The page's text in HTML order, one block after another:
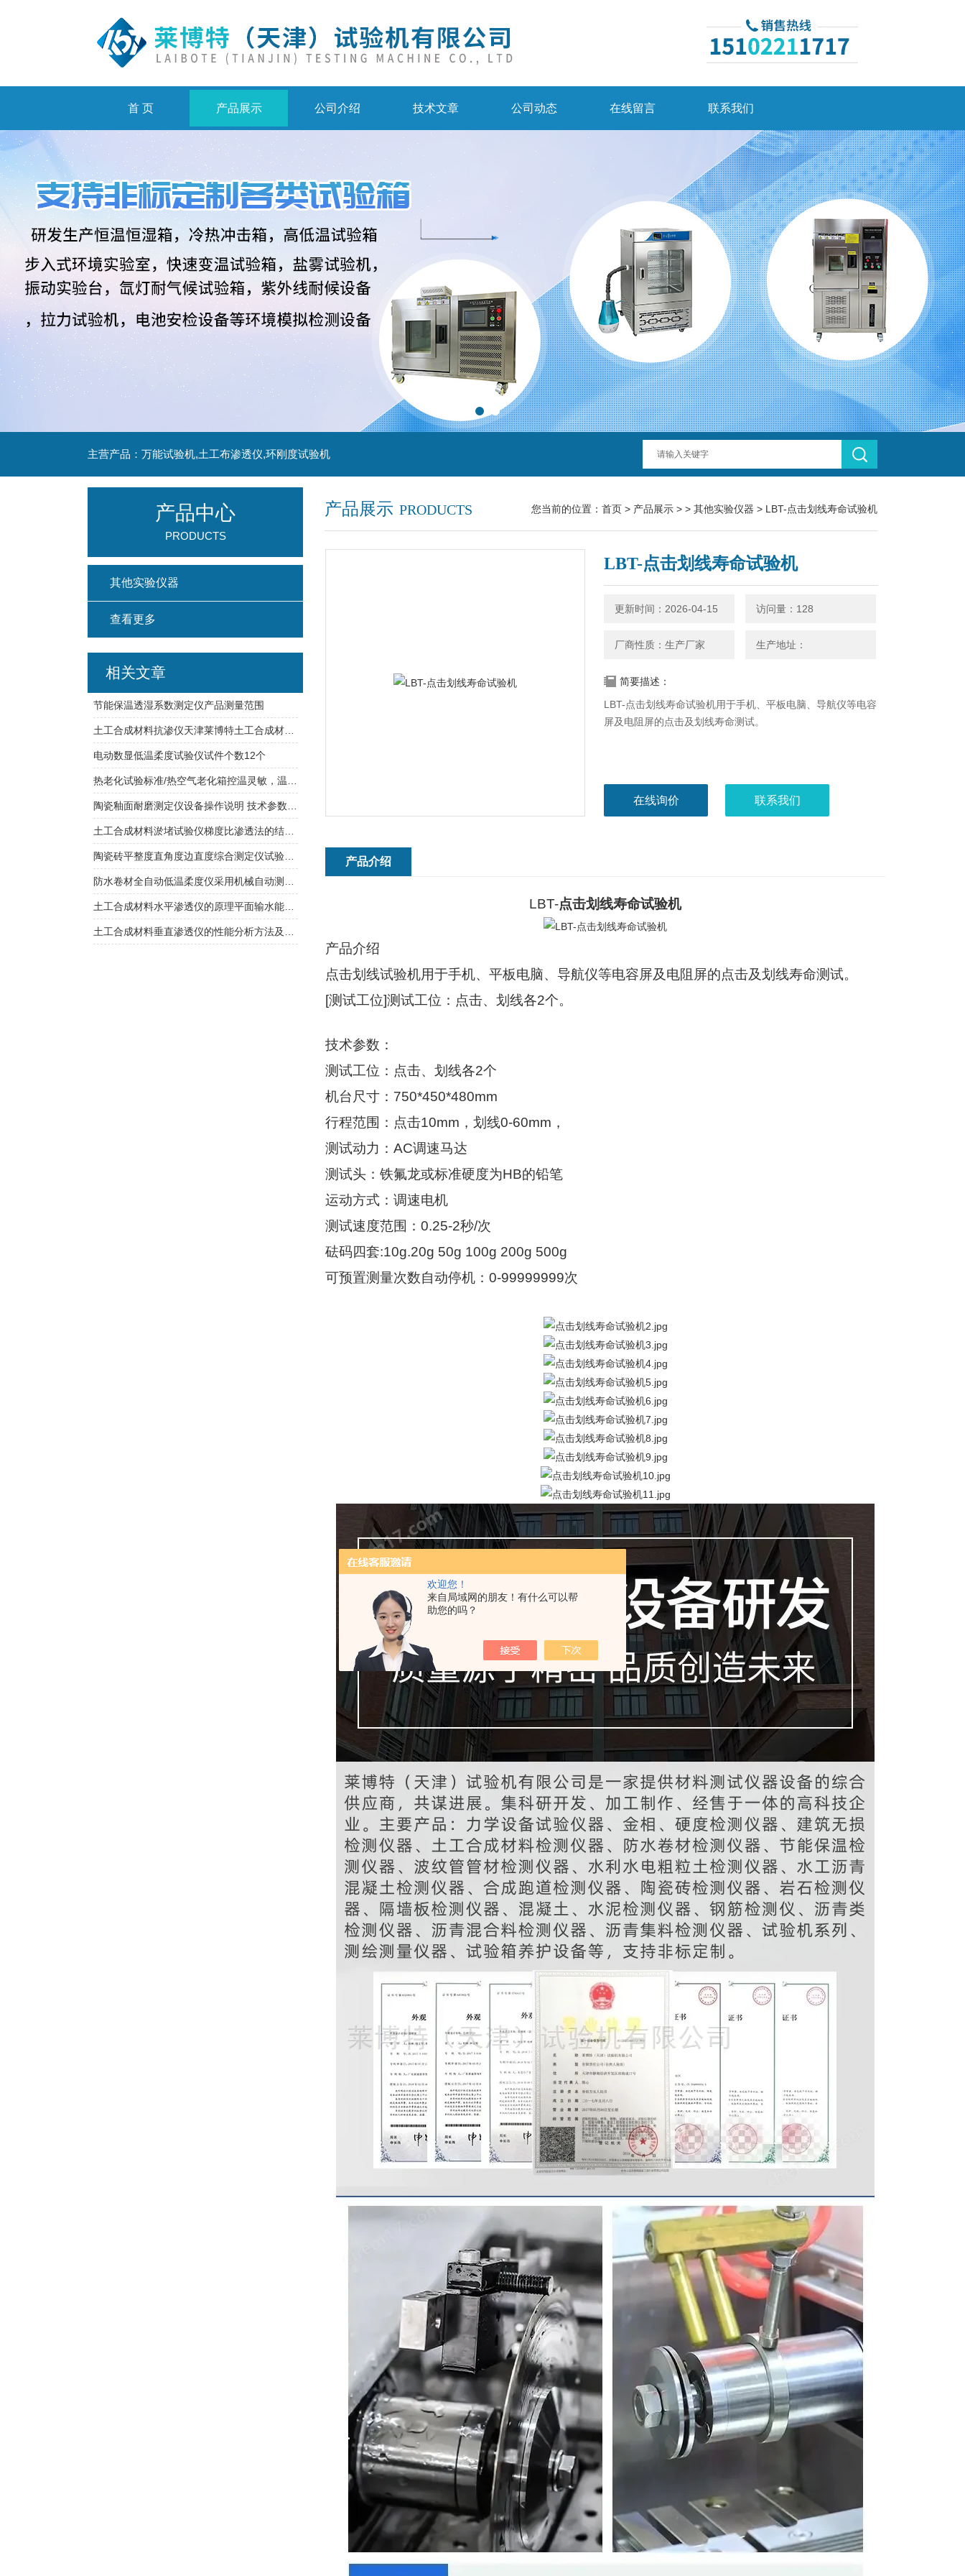
欢迎您！
来自局域网的朋友！有什么可以帮
助您的吗？
首 页 产品展示 公司介绍 技术文章 公司动态 在线留言 联系我们
主营产品：万能试验机,土工布渗透仪,环刚度试验机
产品展示 PRODUCTS 您当前的位置： 首页 > 产品展示 > > 其他实验仪器 > LBT-点击划线寿命试验机
LBT-点击划线寿命试验机
更新时间：2026-04-15 访问量：128
厂商性质：生产厂家 生产地址：
简要描述：
LBT-点击划线寿命试验机用于手机、平板电脑、导航仪等电容
屏及电阻屏的点击及划线寿命测试。
在线询价 联系我们
产品介绍
LBT-点击划线寿命试验机
产品介绍
点击划线试验机用于手机、平板电脑、导航仪等电容屏及电阻屏的点击及划线寿命测试。
[测试工位]测试工位：点击、划线各2个。
技术参数：
测试工位：点击、划线各2个
机台尺寸： 750*450*480mm
行程范围：点击10mm ，划线0-60mm ，
测试动力： AC调速马达
测试头：铁氟龙或标准硬度为HB的铅笔
运动方式：调速电机
测试速度范围： 0.25-2秒/次
砝码四套:10g.20g 50g 100g 200g 500g
可预置测量次数自动停机： 0-99999999次
产品中心
PRODUCTS
其他实验仪器
查看更多
相关文章
节能保温透湿系数测定仪产品测量范围
土工合成材料抗渗仪天津莱博特土工合成材料检测仪器
电动数显低温柔度试验仪试件个数12个
土工合成材料淤堵试验仪梯度比渗透法的结果计算
陶瓷砖平整度直角度边直度综合测定仪试验原理介绍说明
土工合成材料水平渗透仪的原理平面输水能力的测定